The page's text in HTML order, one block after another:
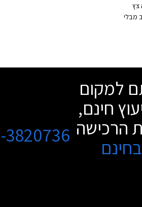
צץ
מבלי
למקום
חינם,
הרכישה 3820736